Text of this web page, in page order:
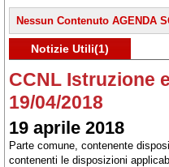
Nessun Contenuto AGENDA
Notizie Utili(1)
CCNL Istruzione
19/04/2018
19 aprile 2018
Parte comune, contenente
contenenti le disposizioni